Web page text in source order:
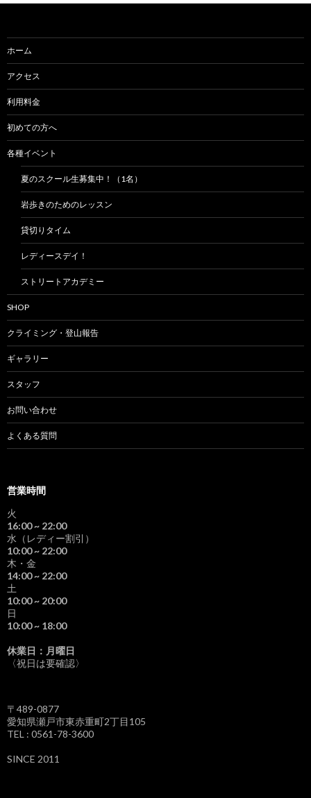
ホーム
アクセス
利用料金
初めての方へ
各種イベント
夏のスクール生募集中！（1名）
岩歩きのためのレッスン
貸切りタイム
レディースデイ！
ストリートアカデミー
SHOP
クライミング・登山報告
ギャラリー
スタッフ
お問い合わせ
よくある質問
営業時間
火
16:00~ 22:00
水（レディー割引）
10:00~ 22:00
木・金
14:00~ 22:00
土
10:00~ 20:00
日
10:00~ 18:00
休業日：月曜日
〈祝日は要確認〉
〒489-0877
愛知県瀬戸市東赤重町2丁目105
TEL : 0561-78-3600
SINCE 2011